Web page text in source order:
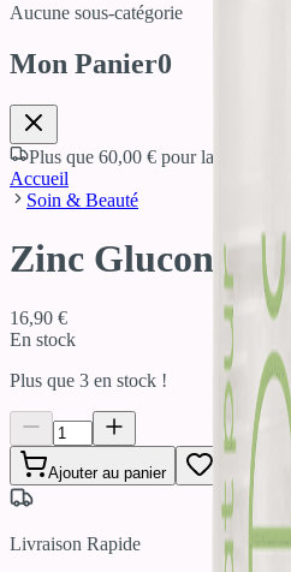
Aucune sous-catégorie
Mon Panier0
Plus que 60,00 € pour la livraison
Accueil
Soin & Beauté
Zinc Gluconate
16,90 €
En stock
Plus que 3 en stock !
Ajouter au panier
Livraison Rapide